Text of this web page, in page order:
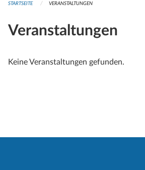
STARTSEITE VERANSTALTUNGEN
Veranstaltungen
Keine Veranstaltungen gefunden.